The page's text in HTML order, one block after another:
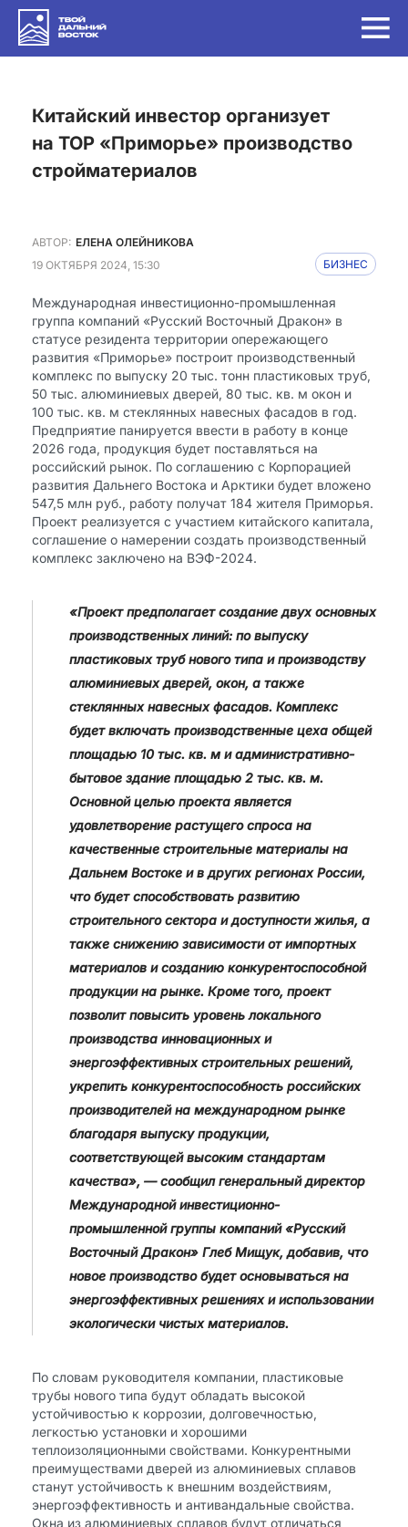
Китайский инвестор организует
на ТОР «Приморье» производство
стройматериалов
АВТОР: ЕЛЕНА ОЛЕЙНИКОВА
19 ОКТЯБРЯ 2024, 15:30
БИЗНЕС
Международная инвестиционно-промышленная
группа компаний «Русский Восточный Дракон» в
статусе резидента территории опережающего
развития «Приморье» построит производственный
комплекс по выпуску 20 тыс. тонн пластиковых труб,
50 тыс. алюминиевых дверей, 80 тыс. кв. м окон и
100 тыс. кв. м стеклянных навесных фасадов в год.
Предприятие панируется ввести в работу в конце
2026 года, продукция будет поставляться на
российский рынок. По соглашению с Корпорацией
развития Дальнего Востока и Арктики будет вложено
547,5 млн руб., работу получат 184 жителя Приморья.
Проект реализуется с участием китайского капитала,
соглашение о намерении создать производственный
комплекс заключено на ВЭФ-2024.
«Проект предполагает создание двух основных
производственных линий: по выпуску
пластиковых труб нового типа и производству
алюминиевых дверей, окон, а также
стеклянных навесных фасадов. Комплекс
будет включать производственные цеха общей
площадью 10 тыс. кв. м и административно-
бытовое здание площадью 2 тыс. кв. м.
Основной целью проекта является
удовлетворение растущего спроса на
качественные строительные материалы на
Дальнем Востоке и в других регионах России,
что будет способствовать развитию
строительного сектора и доступности жилья, а
также снижению зависимости от импортных
материалов и созданию конкурентоспособной
продукции на рынке. Кроме того, проект
позволит повысить уровень локального
производства инновационных и
энергоэффективных строительных решений,
укрепить конкурентоспособность российских
производителей на международном рынке
благодаря выпуску продукции,
соответствующей высоким стандартам
качества», — сообщил генеральный директор
Международной инвестиционно-
промышленной группы компаний «Русский
Восточный Дракон» Глеб Мищук, добавив, что
новое производство будет основываться на
энергоэффективных решениях и использовании
экологически чистых материалов.
По словам руководителя компании, пластиковые
трубы нового типа будут обладать высокой
устойчивостью к коррозии, долговечностью,
легкостью установки и хорошими
теплоизоляционными свойствами. Конкурентными
преимуществами дверей из алюминиевых сплавов
станут устойчивость к внешним воздействиям,
энергоэффективность и антивандальные свойства.
Окна из алюминиевых сплавов будут отличаться